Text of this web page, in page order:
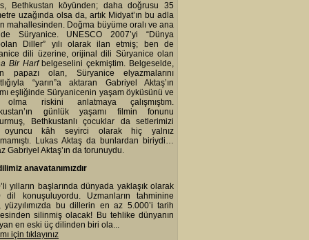
Bethkustan köyünden; daha doğrusu 35
uzağında olsa da, artık Midyat’ın bu adla
mahallesinden. Doğma büyüme oralı ve ana
Süryanice. UNESCO 2007’yi “Dünya
Diller” yılı olarak ilan etmiş; ben de
dili üzerine, orijinal dili Süryanice olan
Bir Harfbelgeselini çekmiştim. Belgeselde,
papazı olan, Süryanice elyazmalarını
“yarın”a aktaran Gabriyel Aktaş’ın
eşliğinde Süryanicenin yaşam öyküsünü ve
riskini anlatmaya çalışmıştım.
günlük yaşamı filmin fonunu
Bethkustanlı çocuklar da setlerimizi
oyuncu kâh seyirci olarak hiç yalnız
Lukas Aktaş da bunlardan biriydi…
Gabriyel Aktaş’ın da torunuydu.
anavatanımızdır
yılların başlarında dünyada yaklaşık olarak
dil konuşuluyordu. Uzmanların tahminine
yüzyılımızda bu dillerin en az 5.000’i tarih
silinmiş olacak! Bu tehlike dünyanın
en eski üç dilinden biri ola...
için tıklayınız